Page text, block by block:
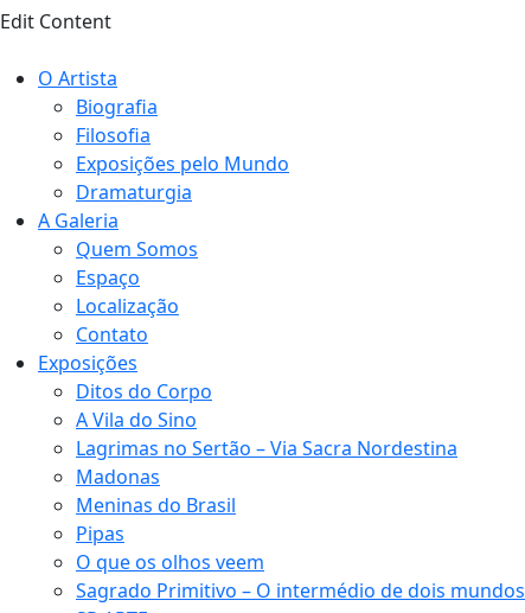
Edit Content
O Artista
Biografia
Filosofia
Exposições pelo Mundo
Dramaturgia
A Galeria
Quem Somos
Espaço
Localização
Contato
Exposições
Ditos do Corpo
A Vila do Sino
Lagrimas no Sertão – Via Sacra Nordestina
Madonas
Meninas do Brasil
Pipas
O que os olhos veem
Sagrado Primitivo – O intermédio de dois mundos